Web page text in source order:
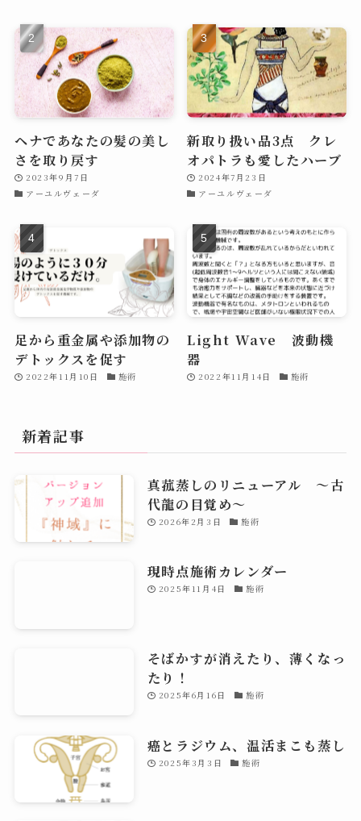
ヘナであなたの髪の美し
さを取り戻す
2023年9月7日
アーユルヴェーダ
新取り扱い品3点 クレ
オパトラも愛したハーブ
2024年7月23日
アーユルヴェーダ
足から重金属や添加物の
デトックスを促す
2022年11月10日 施術
Light Wave 波動機
器
2022年11月14日 施術
新着記事
真菰蒸しのリニューアル 〜古
代龍の目覚め～
2026年2月3日 施術
現時点施術カレンダー
2025年11月4日 施術
そばかすが消えたり、薄くなっ
たり！
2025年6月16日 施術
癌とラジウム、温活まこも蒸し
2025年3月3日 施術